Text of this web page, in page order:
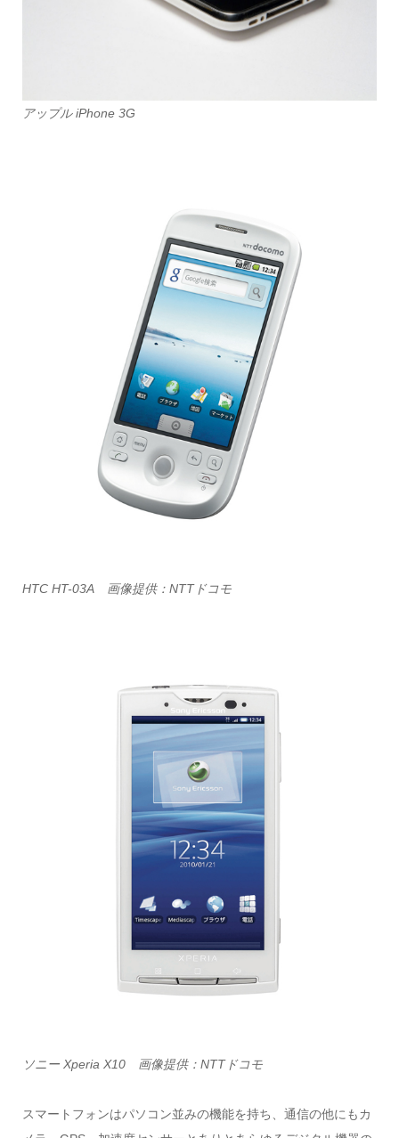
アップル iPhone 3G
HTC HT-03A 画像提供：NTTドコモ
ソニー Xperia X10 画像提供：NTTドコモ
スマートフォンはパソコン並みの機能を持ち、通信の他にもカ